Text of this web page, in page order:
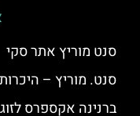
סנט מוריץ אתר סקי
סנט. מוריץ –
ברנינה אקספרס